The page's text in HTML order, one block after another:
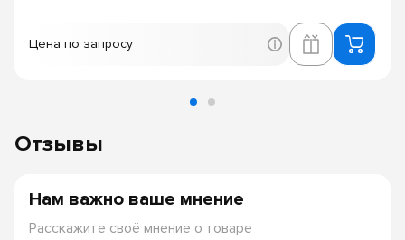
Цена по запросу
Отзывы
Нам важно ваше мнение
Расскажите своё мнение о товаре